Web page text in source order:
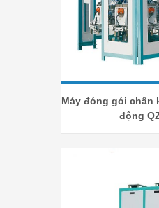
Máy đóng gói chân
động